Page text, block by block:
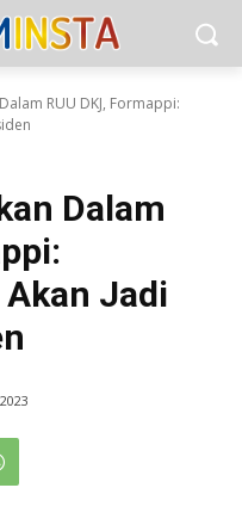
RUU DKJ, Formappi:
Dalam
Jadi